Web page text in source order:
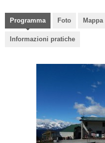
Programma Foto Mappa
Informazioni pratiche